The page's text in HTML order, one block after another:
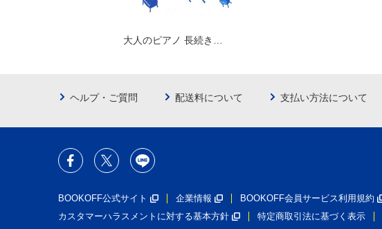
大人のピアノ 長続き…
ヘルプ・ご質問 配送料について 支払い方法について
BOOKOFF公式サイト 企業情報 BOOKOFF会員サービス利用規約
カスタマーハラスメントに対する基本方針
特定商取引法に基づく表示